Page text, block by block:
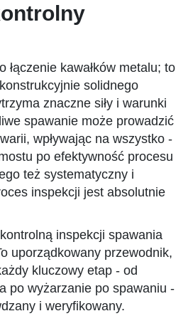
łączenie kawałków metalu; to
solidnego
znaczne siły i warunki
spawanie może prowadzić
wpływając na wszystko -
po efektywność procesu
też systematyczny i
inspekcji jest absolutnie
inspekcji spawania
uporządkowany przewodnik,
kluczowy etap - od
po wyżarzanie po spawaniu -
i weryfikowany.